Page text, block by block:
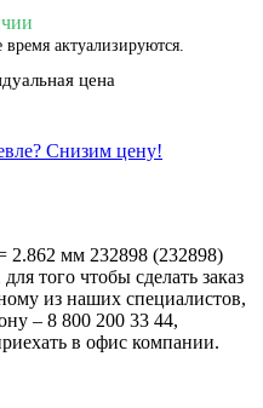
актуализируются.
цена
Снизим цену!
2.862 мм 232898 (232898)
того чтобы сделать заказ
из наших специалистов,
– 8 800 200 33 44,
в офис компании.